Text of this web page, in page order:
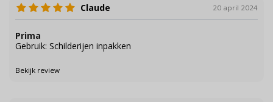
Claude 20 april 2024
Prima
Gebruik: Schilderijen inpakken
Bekijk review